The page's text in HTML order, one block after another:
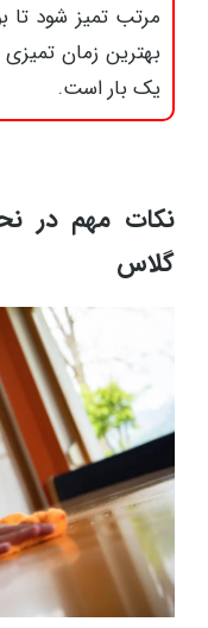
مرتب تمیز شود تا
بهترین زمان
یک بار است.
نکات مهم در
گلاس